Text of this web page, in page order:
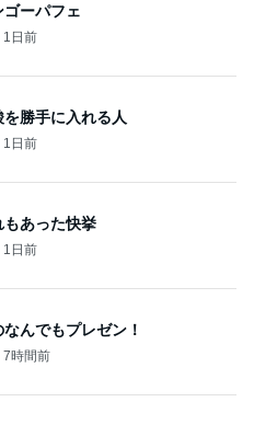
ーパフェ
1日前
勝手に入れる人
1日前
あった快挙
1日前
んでもプレゼン！
7時間前